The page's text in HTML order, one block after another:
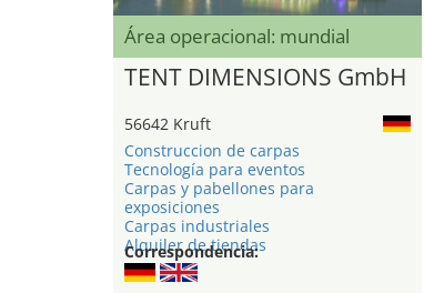
Área operacional: mundial
TENT DIMENSIONS GmbH
56642 Kruft
Construccion de carpas
Tecnología para eventos
Carpas y pabellones para
exposiciones
Carpas industriales
Alquiler de tiendas
Correspondencia: